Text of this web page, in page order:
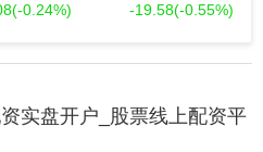
(-0.24%) -19.58(-0.55%)
实盘开户_股票线上配资平